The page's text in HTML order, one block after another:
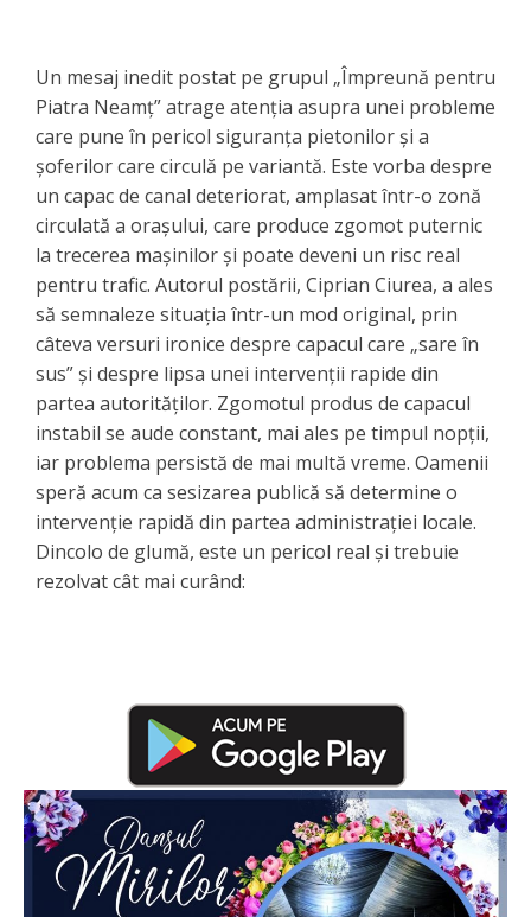
Un mesaj inedit postat pe grupul „Împreună pentru
Piatra Neamț” atrage atenția asupra unei probleme
care pune în pericol siguranța pietonilor și a
șoferilor care circulă pe variantă. Este vorba despre
un capac de canal deteriorat, amplasat într-o zonă
circulată a orașului, care produce zgomot puternic
la trecerea mașinilor și poate deveni un risc real
pentru trafic. Autorul postării, Ciprian Ciurea, a ales
să semnaleze situația într-un mod original, prin
câteva versuri ironice despre capacul care „sare în
sus” și despre lipsa unei intervenții rapide din
partea autorităților. Zgomotul produs de capacul
instabil se aude constant, mai ales pe timpul nopții,
iar problema persistă de mai multă vreme. Oamenii
speră acum ca sesizarea publică să determine o
intervenție rapidă din partea administrației locale.
Dincolo de glumă, este un pericol real și trebuie
rezolvat cât mai curând: